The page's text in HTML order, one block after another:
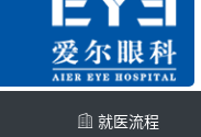
就医流程